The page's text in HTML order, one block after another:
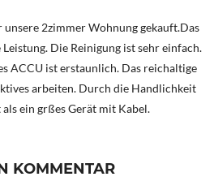
unsere 2zimmer Wohnung gekauft.Das
Die Reinigung ist sehr einfach.
ACCU ist erstaunlich. Das reichaltige
arbeiten. Durch die Handlichkeit
ein grßes Gerät mit Kabel.
KOMMENTAR